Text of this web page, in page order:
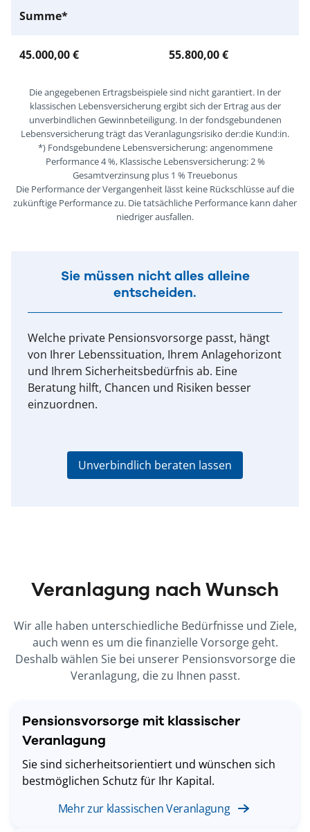
Summe*
45.000,00 € 55.800,00 €
Die angegebenen Ertragsbeispiele sind nicht garantiert. In der
klassischen Lebensversicherung ergibt sich der Ertrag aus der
unverbindlichen Gewinnbeteiligung. In der fondsgebundenen
Lebensversicherung trägt das Veranlagungsrisiko der:die Kund:in.
*) Fondsgebundene Lebensversicherung: angenommene
Performance 4 %, Klassische Lebensversicherung: 2 %
Gesamtverzinsung plus 1 % Treuebonus
Die Performance der Vergangenheit lässt keine Rückschlüsse auf die
zukünftige Performance zu. Die tatsächliche Performance kann daher
niedriger ausfallen.
Sie müssen nicht alles alleine
entscheiden.
Welche private Pensionsvorsorge passt, hängt
von Ihrer Lebenssituation, Ihrem Anlagehorizont
und Ihrem Sicherheitsbedürfnis ab. Eine
Beratung hilft, Chancen und Risiken besser
einzuordnen.
Unverbindlich beraten lassen
Veranlagung nach Wunsch
Wir alle haben unterschiedliche Bedürfnisse und Ziele,
auch wenn es um die finanzielle Vorsorge geht.
Deshalb wählen Sie bei unserer Pensionsvorsorge die
Veranlagung, die zu Ihnen passt.
Mehr zur klassischen Veranlagung
Pensionsvorsorge mit klassischer
Veranlagung
Sie sind sicherheitsorientiert und wünschen sich
bestmöglichen Schutz für Ihr Kapital.